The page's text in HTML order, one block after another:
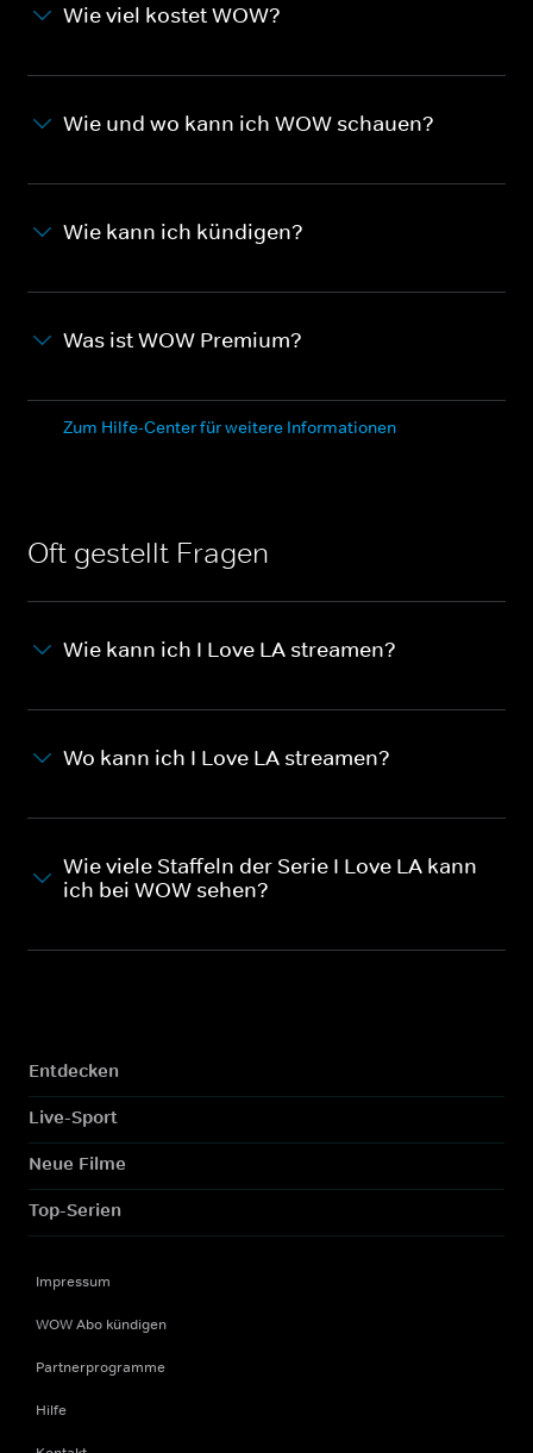
Wie viel kostet WOW?
Wie und wo kann ich WOW schauen?
Wie kann ich kündigen?
Was ist WOW Premium?
Zum Hilfe-Center für weitere Informationen
Oft gestellt Fragen
Wie kann ich I Love LA streamen?
Wo kann ich I Love LA streamen?
Wie viele Staffeln der Serie I Love LA kann
ich bei WOW sehen?
Entdecken
Live-Sport
Neue Filme
Top-Serien
Impressum
WOW Abo kündigen
Partnerprogramme
Hilfe